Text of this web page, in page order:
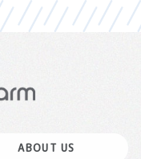
ABOUT US